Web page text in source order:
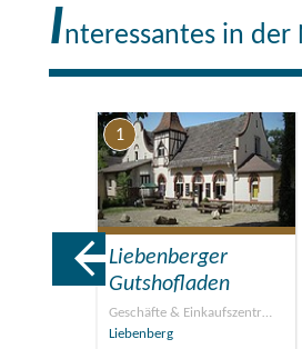
Interessantes in der
1
Liebenberger
Gutshofladen
Geschäfte & Einkaufszentr…
Liebenberg